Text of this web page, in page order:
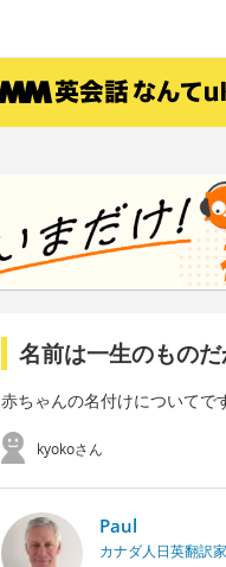
名前は一生のもの
赤ちゃんの名付けについてで
kyokoさん
Paul
カナダ人日英翻訳家